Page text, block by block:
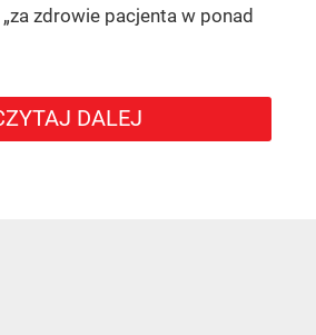
zdrowie pacjenta w ponad
DALEJ